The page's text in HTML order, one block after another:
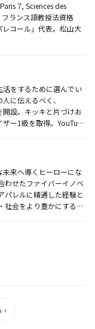
7, Sciences des
ランス語教授法資格
レコール」代表。松山大
をするために選んでい
に伝えるべく、
設。キッキと片づけお
ー1級を取得。YouTube
未来へ導くヒーローにな
わせたファイバーイノベ
パレルに精通した経験と
社会をより豊かにする未
›